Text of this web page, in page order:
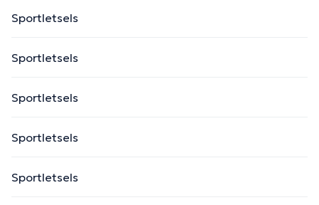
Sportletsels
Sportletsels
Sportletsels
Sportletsels
Sportletsels